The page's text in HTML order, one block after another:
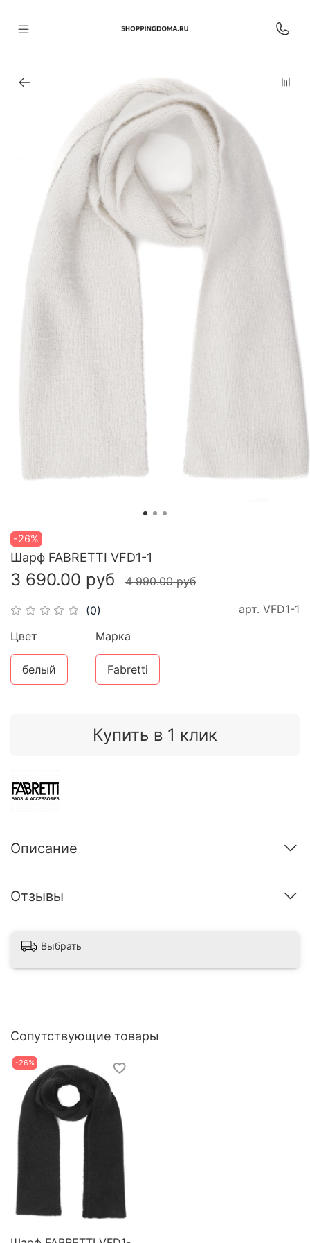
-26%
(0) арт. VFD1-1
Шарф FABRETTI VFD1-1
3 690.00 руб 4 990.00 руб
Купить в 1 клик
Цвет
белый
Марка
Fabretti
Описание
Отзывы
Выбрать
Сопутствующие товары
-26%